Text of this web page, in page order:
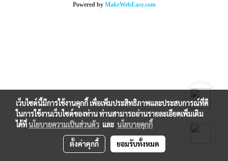
Powered by MakeWebEasy.com
เว็บไซต์นี้มีการใช้งานคุกกี้ เพื่อเพิ่มประสิทธิภาพและประสบการณ์ที่ดี
ในการใช้งานเว็บไซต์ของท่าน ท่านสามารถอ่านรายละเอียดเพิ่มเติม
ได้ที่นโยบายความเป็นส่วนตัว และ นโยบายคุกกี้
ตั้งค่าคุกกี้ ยอมรับทั้งหมด